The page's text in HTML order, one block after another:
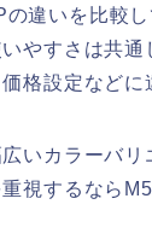
違いを比較
やすさは共通
格設定などに
いカラーバリ
視するなら